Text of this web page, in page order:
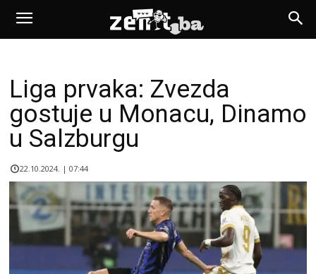
Liga prvaka: Zvezda
gostuje u Monacu, Dinamo
u Salzburgu
22.10.2024. | 07:44